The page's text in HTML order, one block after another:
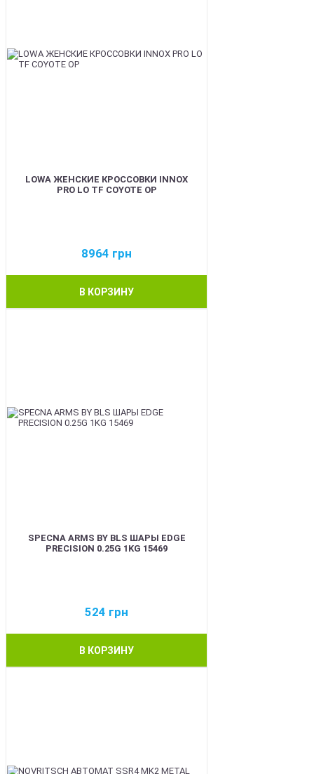
LOWA ЖЕНСКИЕ КРОССОВКИ INNOX
PRO LO TF COYOTE OP
8964 грн
В КОРЗИНУ
SPECNA ARMS BY BLS ШАРЫ EDGE
PRECISION 0.25G 1KG 15469
524 грн
В КОРЗИНУ